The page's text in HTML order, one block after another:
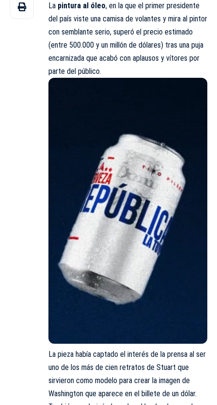
La pintura al óleo, en la que el primer presidente
del país viste una camisa de volantes y mira al pintor
con semblante serio, superó el precio estimado
(entre 500.000 y un millón de dólares) tras una puja
encarnizada que acabó con aplausos y vítores por
parte del público.
La pieza había captado el interés de la prensa al ser
uno de los más de cien retratos de Stuart que
sirvieron como modelo para crear la imagen de
Washington que aparece en el billete de un dólar.